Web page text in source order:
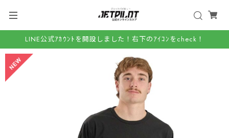
LINE公式ｱｶｳﾝﾄを開設しました！右下のｱｲｺﾝをcheck！